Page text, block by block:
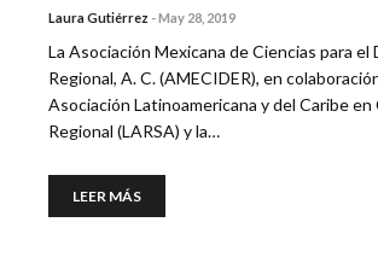
Laura Gutiérrez -May 28, 2019
La Asociación Mexicana de Ciencias para el
Regional, A. C. (AMECIDER), en
Asociación Latinoamericana y del Caribe en
Regional (LARSA) y la…
LEER MÁS